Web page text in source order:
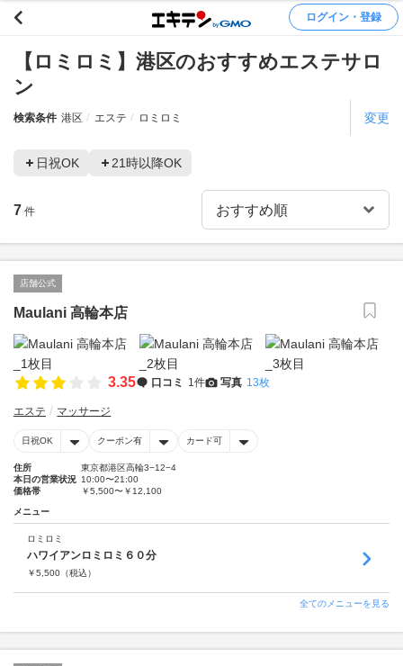
ログイン・登録
【ロミロミ】港区のおすすめエステサロ
ン
検索条件 港区 エステ ロミロミ 変更
日祝OK 21時以降OK
7 件
店舗公式
Maulani 高輪本店
3.35 口コミ 1件 写真 13枚
エステ マッサージ
日祝OK クーポン有 カード可
住所
東京都港区高輪3−12−4
本日の営業状況 10:00〜21:00
価格帯
￥5,500〜￥12,100
メニュー
ロミロミ
ハワイアンロミロミ６０分
￥5,500 （税込）
全てのメニューを見る